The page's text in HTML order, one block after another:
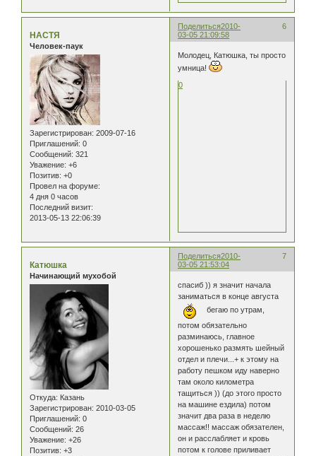
Поделиться 6
2010-
03-05 21:09:58
НАСТЯ
Человек-паук
Зарегистрирован: 2009-07-16
Приглашений: 0
Сообщений: 321
Уважение: +6
Позитив: +0
Провел на форуме:
4 дня 0 часов
Последний визит:
2013-05-13 22:06:39
Молодец, Катюшка, ты просто
умница!
0
Поделиться 7
2010-
03-05 21:53:04
Катюшка
Начинающий мухобой
Откуда: Казань
Зарегистрирован: 2010-03-05
Приглашений: 0
Сообщений: 26
Уважение: +26
Позитив: +3
спасиб )) я значит начала
заниматься в конце августа
бегаю по утрам,
потом обязательно
разминаюсь, главное
хорошенько размять шейный
отдел и плечи...+ к этому на
работу пешком иду наверно
там около километра
тащиться )) (до этого просто
на машине ездила) потом
значит два раза в неделю
массаж!! массаж обязателен,
он и расслабляет и кровь
потом к голове приливает